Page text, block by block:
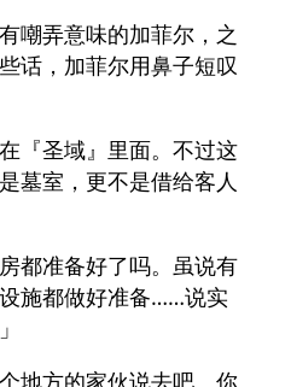
嘲弄意味的加菲尔，之
话，加菲尔用鼻子短叹
『圣域』里面。不过这
墓室，更不是借给客人
都准备好了吗。虽说有
施都做好准备……说实